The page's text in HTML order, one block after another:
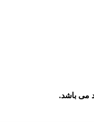
می باشد.